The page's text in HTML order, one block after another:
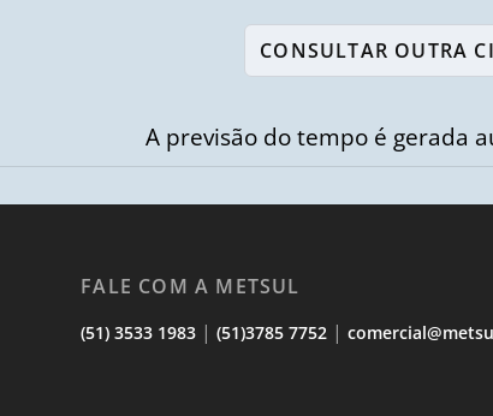
A previsão do tempo é gerada
FALE COM A METSUL
(51) 3533 1983 |(51)3785 7752 |